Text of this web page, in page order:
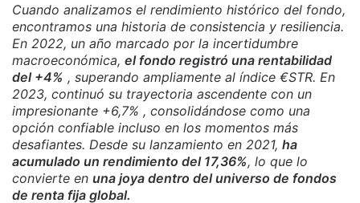
Cuando analizamos el rendimiento histórico del fondo,
encontramos una historia de consistencia y resiliencia.
En 2022, un año marcado por la incertidumbre
macroeconómica, el fondo registró una rentabilidad
del +4% , superando ampliamente al índice €STR. En
2023, continuó su trayectoria ascendente con un
impresionante +6,7% , consolidándose como una
opción confiable incluso en los momentos más
desafiantes. Desde su lanzamiento en 2021, ha
acumulado un rendimiento del 17,36%, lo que lo
convierte en una joya dentro del universo de fondos
de renta fija global.